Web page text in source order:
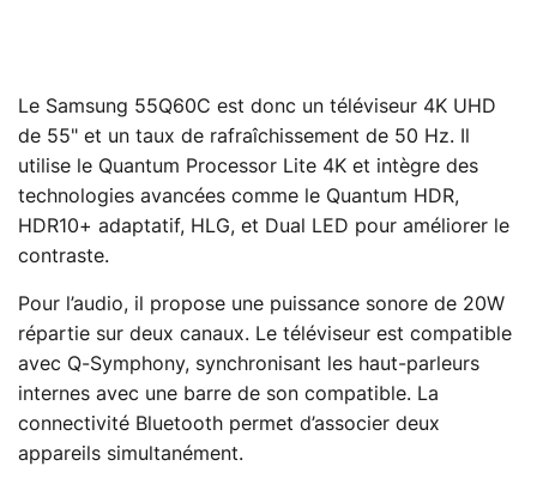
Le Samsung 55Q60C est donc un téléviseur 4K UHD
de 55" et un taux de rafraîchissement de 50 Hz. Il
utilise le Quantum Processor Lite 4K et intègre des
technologies avancées comme le Quantum HDR,
HDR10+ adaptatif, HLG, et Dual LED pour améliorer le
contraste.
Pour l’audio, il propose une puissance sonore de 20W
répartie sur deux canaux. Le téléviseur est compatible
avec Q-Symphony, synchronisant les haut-parleurs
internes avec une barre de son compatible. La
connectivité Bluetooth permet d’associer deux
appareils simultanément.